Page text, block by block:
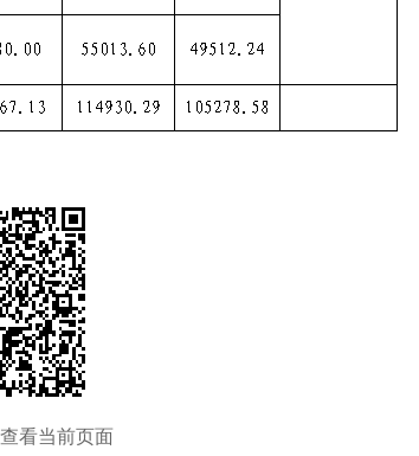
看当前页面